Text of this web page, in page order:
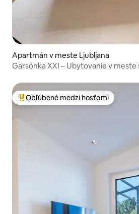
Apartmán v meste Ljubljana
Garsónka XXI – Ubytovanie v meste
Najobľúbenejšie medzi hosťami
Obľúbené medzi hosťami